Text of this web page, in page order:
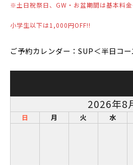
※土日祝祭日、GW・お盆期間は基本料
小学生以下は1,000円OFF!!
ご予約カレンダー：SUP＜半日コー
2026年8
日 月 火 水